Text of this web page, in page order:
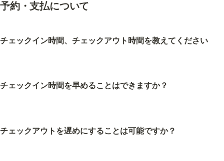
予約・支払について
チェックイン時間、チェックアウト時間を教えてください
チェックイン時間を早めることはできますか？
チェックアウトを遅めにすることは可能ですか？